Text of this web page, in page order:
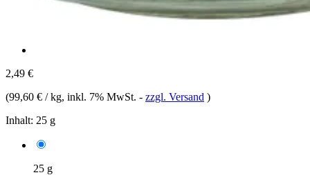
2,49 €
(99,60 € / kg, inkl. 7% MwSt. - zzgl. Versand )
Inhalt: 25 g
25 g